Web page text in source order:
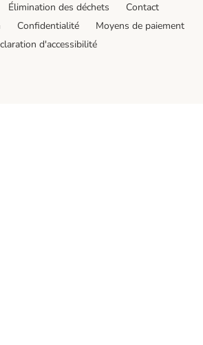
Élimination des déchets
Contact
Confidentialité
Moyens de paiement
d'accessibilité